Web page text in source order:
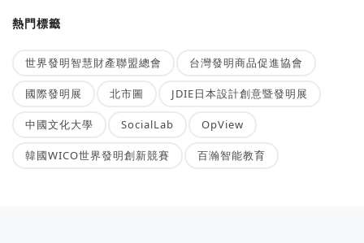
熱門標籤
世界發明智慧財產聯盟總會 台灣發明商品促進協會
國際發明展 北市圖 JDIE日本設計創意暨發明展
中國文化大學 SocialLab OpView
韓國WICO世界發明創新競賽 百瀚智能教育